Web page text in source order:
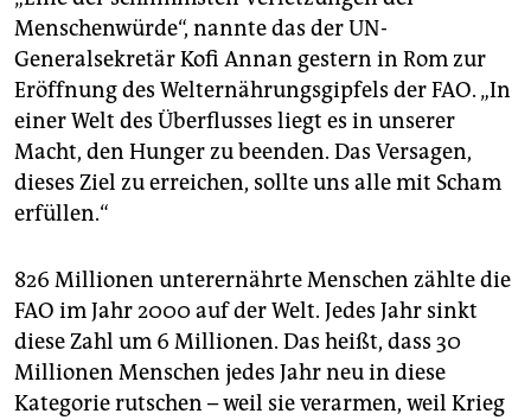
Menschenwürde“, nannte das der UN-
Generalsekretär Kofi Annan gestern in Rom zur
Eröffnung des Welternährungsgipfels der FAO. „In
einer Welt des Überflusses liegt es in unserer
Macht, den Hunger zu beenden. Das Versagen,
dieses Ziel zu erreichen, sollte uns alle mit Scham
erfüllen.“
826 Millionen unterernährte Menschen zählte die
FAO im Jahr 2000 auf der Welt. Jedes Jahr sinkt
diese Zahl um 6 Millionen. Das heißt, dass 30
Millionen Menschen jedes Jahr neu in diese
Kategorie rutschen – weil sie verarmen, weil Krieg